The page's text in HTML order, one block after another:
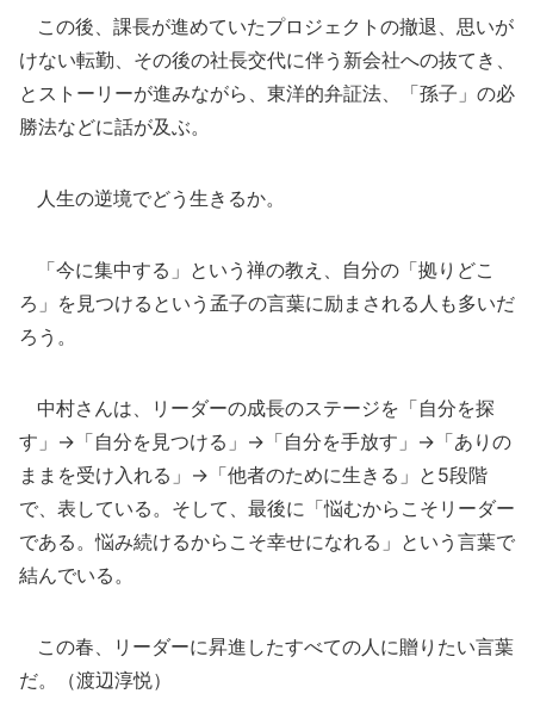
この後、課長が進めていたプロジェクトの撤退、思いが
けない転勤、その後の社長交代に伴う新会社への抜てき、
とストーリーが進みながら、東洋的弁証法、「孫子」の必
勝法などに話が及ぶ。
人生の逆境でどう生きるか。
「今に集中する」という禅の教え、自分の「拠りどこ
ろ」を見つけるという孟子の言葉に励まされる人も多いだ
ろう。
中村さんは、リーダーの成長のステージを「自分を探
す」→「自分を見つける」→「自分を手放す」→「ありの
ままを受け入れる」→「他者のために生きる」と5段階
で、表している。そして、最後に「悩むからこそリーダー
である。悩み続けるからこそ幸せになれる」という言葉で
結んでいる。
この春、リーダーに昇進したすべての人に贈りたい言葉
だ。（渡辺淳悦）